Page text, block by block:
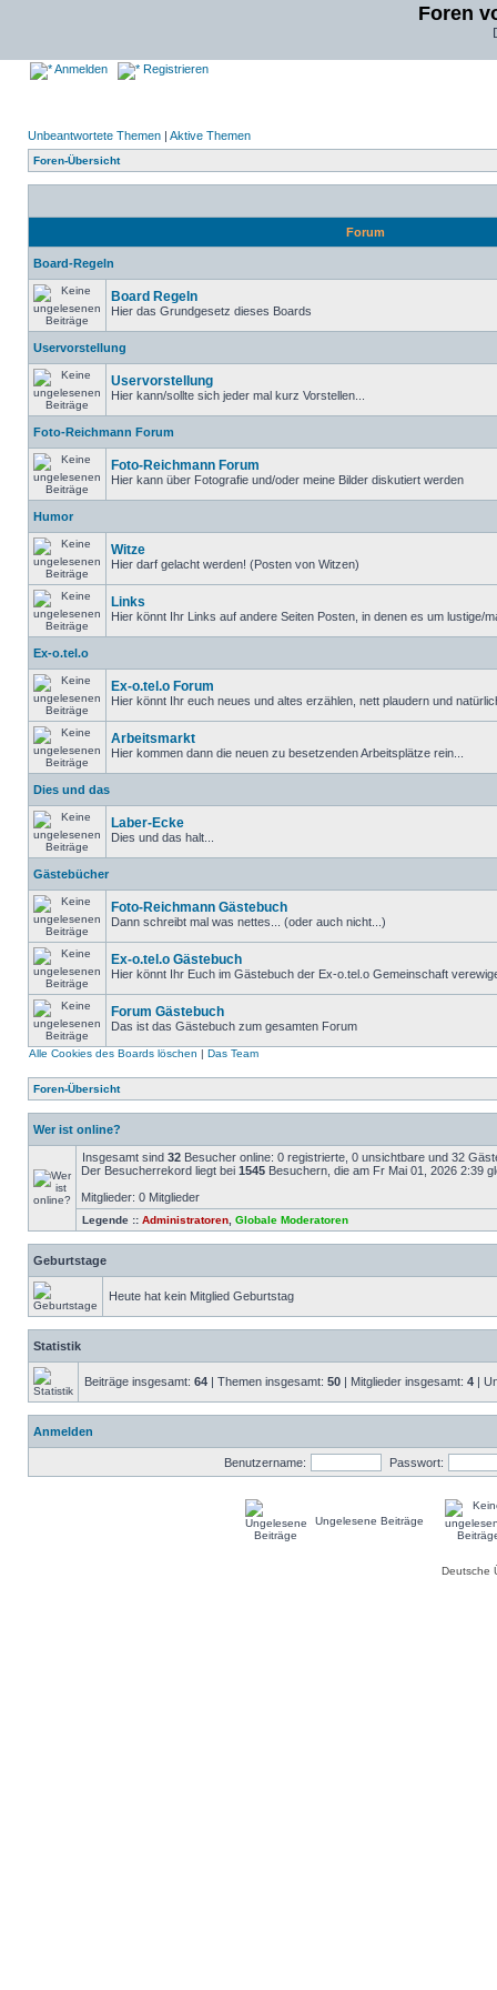
Foren
Anmelden Registrieren
Unbeantwortete Themen | Aktive Themen
Foren-Übersicht
Forum
Board-Regeln
Board Regeln
Hier das Grundgesetz dieses Boards
Uservorstellung
Uservorstellung
Hier kann/sollte sich jeder mal kurz Vorstellen...
Foto-Reichmann Forum
Foto-Reichmann Forum
Hier kann über Fotografie und/oder meine Bilder diskutiert werden
Humor
Witze
Hier darf gelacht werden! (Posten von Witzen)
Links
Hier könnt Ihr Links auf andere Seiten Posten, in denen es um lustige/
Ex-o.tel.o
Ex-o.tel.o Forum
Hier könnt Ihr euch neues und altes erzählen, nett plaudern und
Arbeitsmarkt
Hier kommen dann die neuen zu besetzenden Arbeitsplätze rein...
Dies und das
Laber-Ecke
Dies und das halt...
Gästebücher
Foto-Reichmann Gästebuch
Dann schreibt mal was nettes... (oder auch nicht...)
Ex-o.tel.o Gästebuch
Hier könnt Ihr Euch im Gästebuch der Ex-o.tel.o Gemeinschaft
Forum Gästebuch
Das ist das Gästebuch zum gesamten Forum
Alle Cookies des Boards löschen | Das Team
Foren-Übersicht
Wer ist online?
Insgesamt sind 32 Besucher online: 0 registrierte, 0 unsichtbare und 32
Der Besucherrekord liegt bei 1545 Besuchern, die am Fr Mai 01, 2026 2:39
Mitglieder: 0 Mitglieder
Legende :: Administratoren Globale Moderatoren
Geburtstage
Heute hat kein Mitglied Geburtstag
Statistik
Beiträge insgesamt: 64 | Themen insgesamt: 50 | Mitglieder insgesamt: 4 |
Anmelden
Benutzername: Passwort:
Ungelesene Beiträge
Deutsche